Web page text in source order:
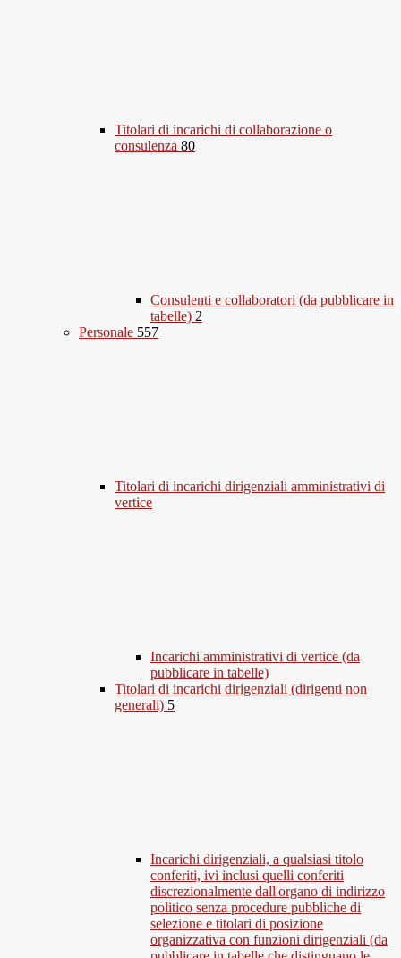
Titolari di incarichi di collaborazione o
consulenza 80
Consulenti e collaboratori (da pubblicare in
tabelle) 2
Personale 557
Titolari di incarichi dirigenziali amministrativi di
vertice
Incarichi amministrativi di vertice (da
pubblicare in tabelle)
Titolari di incarichi dirigenziali (dirigenti non
generali) 5
Incarichi dirigenziali, a qualsiasi titolo
conferiti, ivi inclusi quelli conferiti
discrezionalmente dall'organo di indirizzo
politico senza procedure pubbliche di
selezione e titolari di posizione
organizzativa con funzioni dirigenziali (da